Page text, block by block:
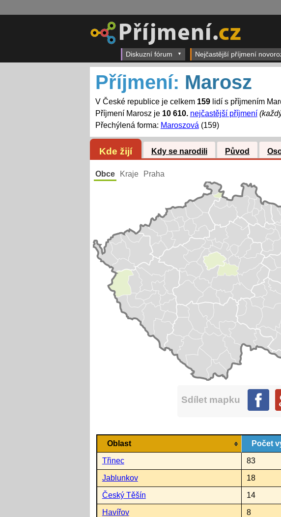
Diskuzní fórum Nejčastější příjmení
Příjmení: Marosz
V České republice je celkem 159lidí s příjmením
Příjmení Marosz je 10 610. nejčastější příjmení
Přechýlená forma: Maroszová (159)
Kde žijí Kdy se narodili Původ
Obce Kraje Praha
Sdílet mapku
Oblast Počet
Třinec 83
Jablunkov 18
Český Těšín 14
Havířov 8